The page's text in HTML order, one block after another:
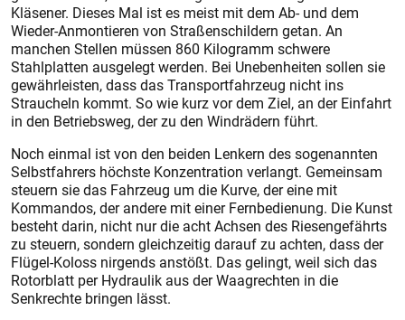
Kläsener. Dieses Mal ist es meist mit dem Ab- und dem
Wieder-Anmontieren von Straßenschildern getan. An
manchen Stellen müssen 860 Kilogramm schwere
Stahlplatten ausgelegt werden. Bei Unebenheiten sollen sie
gewährleisten, dass das Transportfahrzeug nicht ins
Straucheln kommt. So wie kurz vor dem Ziel, an der Einfahrt
in den Betriebsweg, der zu den Windrädern führt.
Noch einmal ist von den beiden Lenkern des sogenannten
Selbstfahrers höchste Konzentration verlangt. Gemeinsam
steuern sie das Fahrzeug um die Kurve, der eine mit
Kommandos, der andere mit einer Fernbedienung. Die Kunst
besteht darin, nicht nur die acht Achsen des Riesengefährts
zu steuern, sondern gleichzeitig darauf zu achten, dass der
Flügel-Koloss nirgends anstößt. Das gelingt, weil sich das
Rotorblatt per Hydraulik aus der Waagrechten in die
Senkrechte bringen lässt.